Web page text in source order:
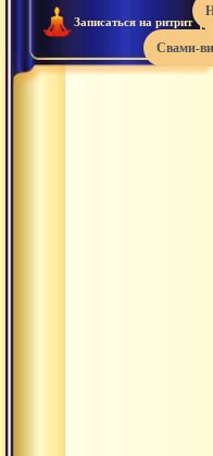
Записаться на ритрит
свами-